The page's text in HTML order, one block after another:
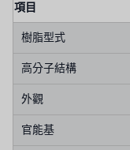
項目
樹脂型式
高分子結構
外觀
官能基